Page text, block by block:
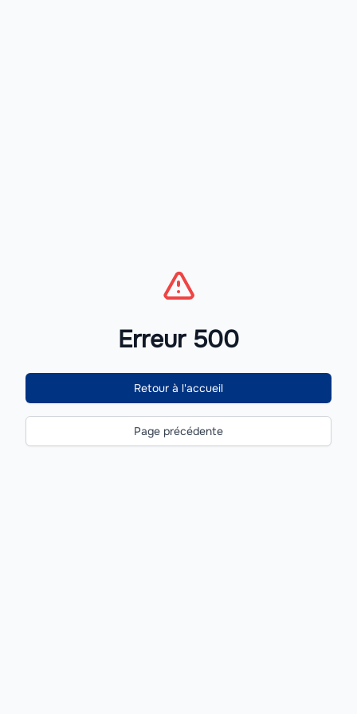
Erreur 500
Retour à l'accueil
Page précédente